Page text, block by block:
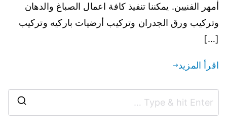
أمهر الفنيين. يمكننا تنفيذ كافة اعمال الصباغ والدهان
وتركيب ورق الجدران وتركيب أرضيات باركيه وتركيب
[…]
اقرأ المزيد